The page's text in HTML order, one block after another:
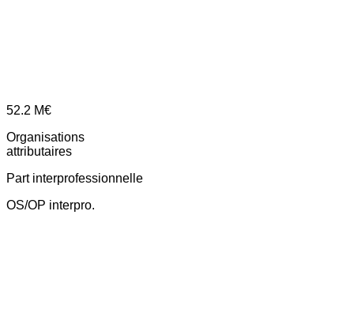
52.2 M€
Organisations
attributaires
Part interprofessionnelle
OS/OP interpro.